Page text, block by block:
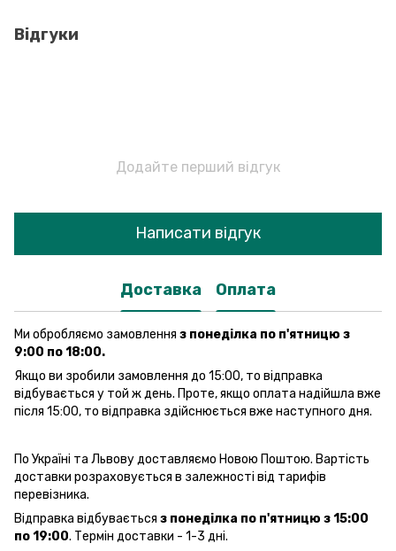
Відгуки
Додайте перший відгук
Написати відгук
Доставка Оплата
Ми обробляємо замовлення з понеділка по п'ятницю з
9:00 по 18:00.
Якщо ви зробили замовлення до 15:00, то відправка
відбувається у той ж день. Проте, якщо оплата надійшла вже
після 15:00, то відправка здійснюється вже наступного дня.
По Україні та Львову доставляємо Новою Поштою. Вартість
доставки розраховується в залежності від тарифів
перевізника.
Відправка відбувається з понеділка по п'ятницю з 15:00
по 19:00. Термін доставки - 1-3 дні.